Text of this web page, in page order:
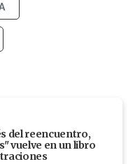
del reencuentro,
vuelve en un libro